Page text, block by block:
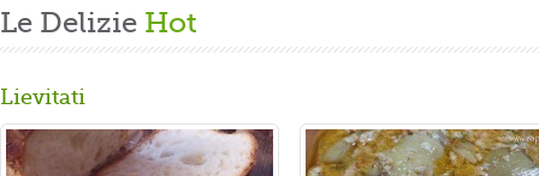
Le Delizie Hot
Lievitati